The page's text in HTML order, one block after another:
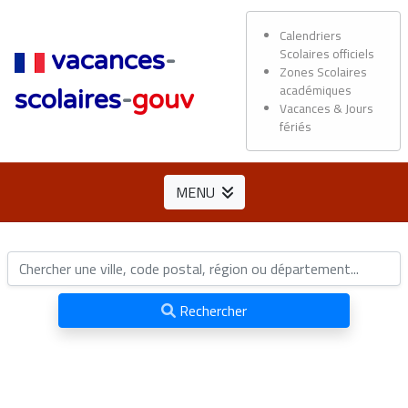
vacances-
scolaires-gouv
Calendriers
Scolaires officiels
Zones Scolaires
académiques
Vacances & Jours
fériés
MENU
Rechercher